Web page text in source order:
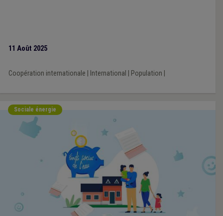
11 Août 2025
Coopération internationale International Population
Sociale énergie